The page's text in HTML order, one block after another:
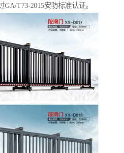
T73-2015安防标准认证。